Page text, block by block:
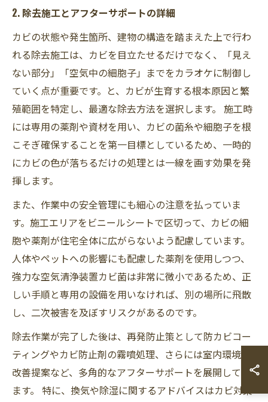
2. 除去施工とアフターサポートの詳細
カビの状態や発生箇所、建物の構造を踏まえた上で行わ
れる除去施工は、カビを目立たせるだけでなく、「見え
ない部分」「空気中の細胞子」までをカラオケに制御し
ていく点が重要です。と、カビが生育する根本原因と繁
殖範囲を特定し、最適な除去方法を選択します。 施工時
には専用の薬剤や資材を用い、カビの菌糸や細胞子を根
こそぎ確保することを第一目標としているため、一時的
にカビの色が落ちるだけの処理とは一線を画す効果を発
揮します。
また、作業中の安全管理にも細心の注意を払っていま
す。施工エリアをビニールシートで区切って、カビの細
胞や薬剤が住宅全体に広がらないよう配慮しています。
人体やペットへの影響にも配慮した薬剤を使用しつつ、
強力な空気清浄装置カビ菌は非常に微小であるため、正
しい手順と専用の設備を用いなければ、別の場所に飛散
し、二次被害を及ぼすリスクがあるのです。
除去作業が完了した後は、再発防止策として防カビコー
ティングやカビ防止剤の霧噴処理、さらには室内環境の
改善提案など、多角的なアフターサポートを展開してい
ます。 特に、換気や除湿に関するアドバイスはカビ対策